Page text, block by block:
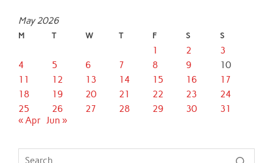
May 2026
M T W T F S S
1 2
3
4
5 6 7 8 9
10
11
12 13 14 15 16
17
18
19 20 21 22 23
24
25
26 27 28 29 30
31
« Apr Jun »